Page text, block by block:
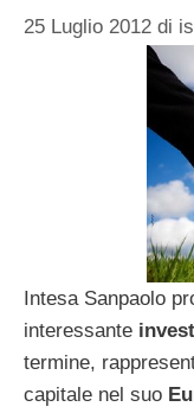
25 Luglio 2012 di
Intesa Sanpaolo
interessante
termine,
capitale nel suo